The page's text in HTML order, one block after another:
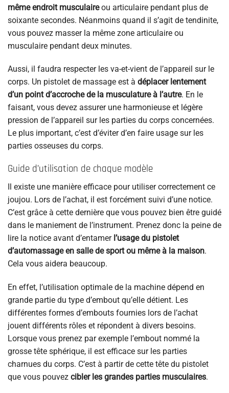
même endroit musculaireou articulaire pendant plus de
soixante secondes. Néanmoins quand il s’agit de tendinite,
vous pouvez masser la même zone articulaire ou
musculaire pendant deux minutes.
Aussi, il faudra respecter les va-et-vient de l’appareil sur le
corps. Un pistolet de massage est à déplacer lentement
d’un point d’accroche de la musculature à l’autre. En le
faisant, vous devez assurer une harmonieuse et légère
pression de l’appareil sur les parties du corps concernées.
Le plus important, c’est d’éviter d’en faire usage sur les
parties osseuses du corps.
Guide d’utilisation de chaque modèle
Il existe une manière efficace pour utiliser correctement ce
joujou. Lors de l’achat, il est forcément suivi d’une notice.
C’est grâce à cette dernière que vous pouvez bien être guidé
dans le maniement de l’instrument. Prenez donc la peine de
lire la notice avant d’entamer l’usage du pistolet
d’automassage en salle de sport ou même à la maison.
Cela vous aidera beaucoup.
En effet, l’utilisation optimale de la machine dépend en
grande partie du type d’embout qu’elle détient. Les
différentes formes d’embouts fournies lors de l’achat
jouent différents rôles et répondent à divers besoins.
Lorsque vous prenez par exemple l’embout nommé la
grosse tête sphérique, il est efficace sur les parties
charnues du corps. C’est à partir de cette tête du pistolet
que vous pouvez cibler les grandes parties musculaires.